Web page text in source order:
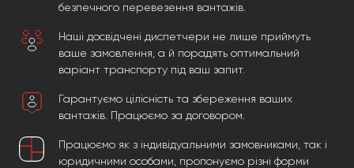
безпечного перевезення вантажів.
Наші досвідчені диспетчери не лише приймуть
ваше замовлення, а й порадять оптимальний
варіант транспорту під ваш запит.
Гарантуємо цілісність та збереження ваших
вантажів. Працюємо за договором.
Працюємо як з індивідуальними замовниками, так і
юридичними особами, пропонуємо різні форми